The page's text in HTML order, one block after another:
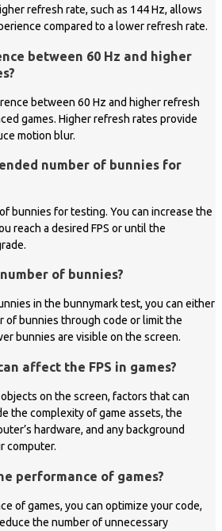
refresh rate, such as 144 Hz, allows
compared to a lower refresh rate.
between 60 Hz and higher
between 60 Hz and higher refresh
games. Higher refresh rates provide
motion blur.
number of bunnies for
bunnies for testing. You can increase the
reach a desired FPS or until the
of bunnies?
in the bunnymark test, you can either
of bunnies through code or limit the
bunnies are visible on the screen.
affect the FPS in games?
on the screen, factors that can
the complexity of game assets, the
hardware, and any background
computer.
performance of games?
of games, you can optimize your code,
the number of unnecessary